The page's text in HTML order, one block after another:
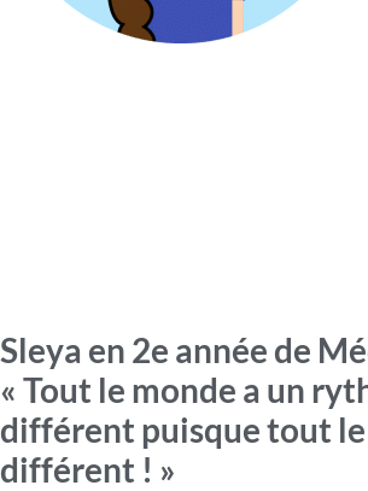
Sleya en 2e année de
« Tout le monde a un
différent puisque tout
différent ! »